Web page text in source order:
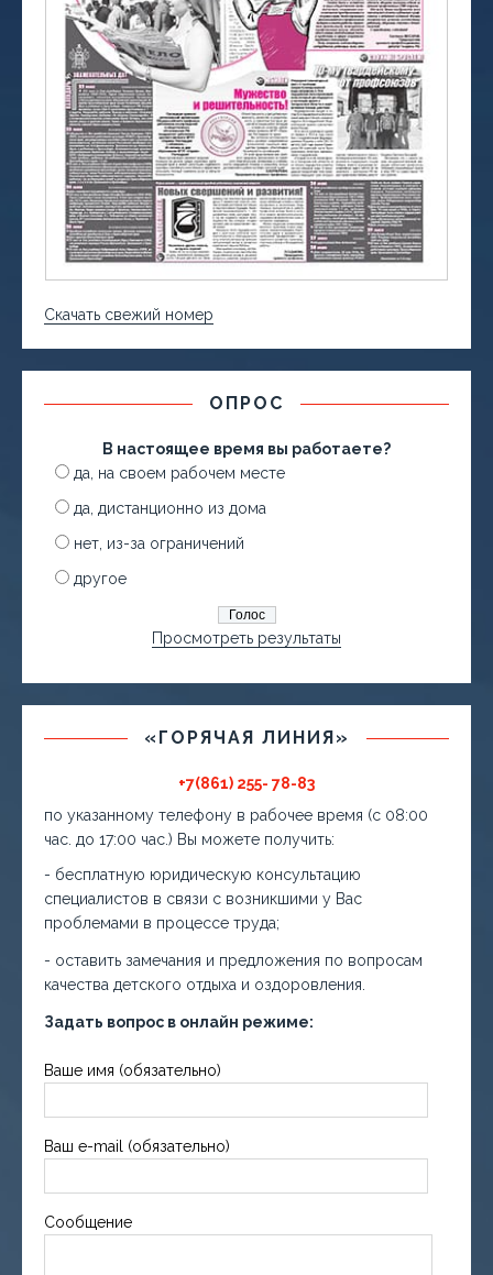
Скачать свежий номер
ОПРОС
В настоящее время вы работаете?
да, на своем рабочем месте
да, дистанционно из дома
нет, из-за ограничений
другое
Просмотреть результаты
«ГОРЯЧАЯ ЛИНИЯ»
+7(861) 255- 78-83
по указанному телефону в рабочее время (с 08:00
час. до 17:00 час.) Вы можете получить:
- бесплатную юридическую консультацию
специалистов в связи с возникшими у Вас
проблемами в процессе труда;
- оставить замечания и предложения по вопросам
качества детского отдыха и оздоровления.
Задать вопрос в онлайн режиме:
Ваше имя (обязательно)
Ваш e-mail (обязательно)
Сообщение